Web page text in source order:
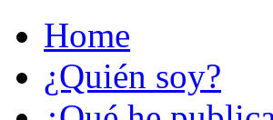
Home
¿Quién soy?